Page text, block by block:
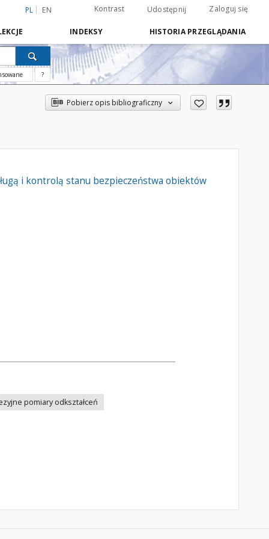
PL EN Kontrast Udostępnij Zaloguj się
INDEKSY HISTORIA PRZEGLĄDANIA
?
Pobierz opis bibliograficzny
i kontrolą stanu bezpieczeństwa obiektów
pomiary odkształceń